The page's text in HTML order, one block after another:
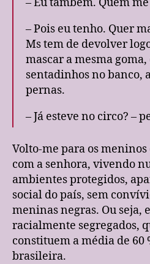
– Eu também. Quem
– Pois eu tenho. Quer
Ms tem de devolver
mascar a mesma
sentadinhos no banco,
pernas.
– Já esteve no circo? –
Volto-me para os
com a senhora, vivendo
ambientes protegidos,
social do país, sem
meninas negras. Ou seja,
racialmente segregados,
constituem a média de 60
brasileira.